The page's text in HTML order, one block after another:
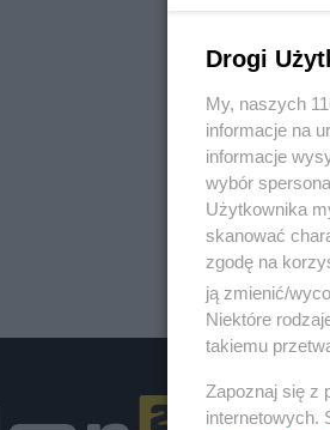
Drogi
My, naszych
informacje na
informacje
wybór
Użytkownika
skanować
zgodę na
ją zmienić/
Niektóre
takiemu
Zapoznaj się z
internetowych.